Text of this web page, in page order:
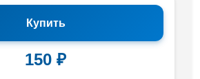
Купить
150 ₽